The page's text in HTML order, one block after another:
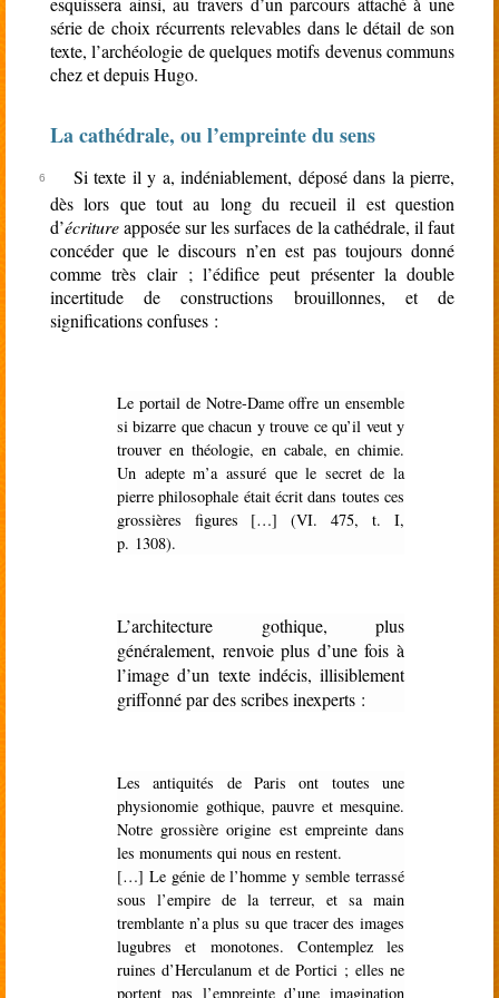
série de choix récurrents relevables dans le détail de son
texte, l’archéologie de quelques motifs devenus communs
chez et depuis Hugo.
La cathédrale, ou l’empreinte du sens
Si texte il y a, indéniablement, déposé dans la pierre,
dès lors que tout au long du recueil il est question
d’écritureapposée sur les surfaces de la cathédrale, il faut
concéder que le discours n’en est pas toujours donné
comme très clair ; l’édifice peut présenter la double
incertitude de constructions brouillonnes, et de
significations confuses :
Le portail de Notre-Dame offre un ensemble
si bizarre que chacun y trouve ce qu’il veut y
trouver en théologie, en cabale, en chimie.
Un adepte m’a assuré que le secret de la
pierre philosophale était écrit dans toutes ces
grossières figures […] (VI. 475, t. I,
p. 1308).
L’architecture gothique, plus
généralement, renvoie plus d’une fois à
l’image d’un texte indécis, illisiblement
griffonné par des scribes inexperts :
Les antiquités de Paris ont toutes une
physionomie gothique, pauvre et mesquine.
Notre grossière origine est empreinte dans
les monuments qui nous en restent.
[…] Le génie de l’homme y semble terrassé
sous l’empire de la terreur, et sa main
tremblante n’a plus su que tracer des images
lugubres et monotones. Contemplez les
ruines d’Herculanum et de Portici ; elles ne
portent pas l’empreinte d’une imagination